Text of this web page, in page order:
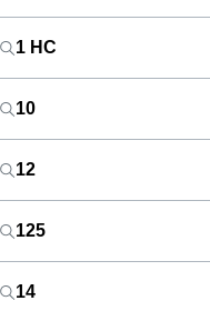
1 HC
10
12
125
14